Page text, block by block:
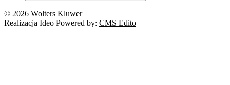
© 2026 Wolters Kluwer
Realizacja Ideo Powered by: CMS Edito